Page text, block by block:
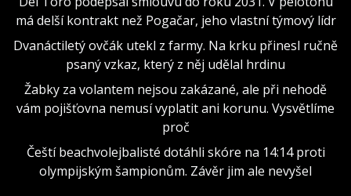
má delší kontrakt než Pogačar, jeho vlastní týmový lídr
Dvanáctiletý ovčák utekl z farmy. Na krku přinesl ručně
psaný vzkaz, který z něj udělal hrdinu
Žabky za volantem nejsou zakázané, ale při nehodě
vám pojišťovna nemusí vyplatit ani korunu. Vysvětlíme
proč
Čeští beachvolejbalisté dotáhli skóre na 14:14 proti
olympijským šampionům. Závěr jim ale nevyšel